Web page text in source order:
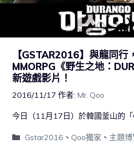
【GSTAR2016】與龍同行
MMORPG《野生之地：
新遊戲影片！
2016/11/17 作者: Mr. Qoo
今日（11月17日）於韓國釜山的「
Gstar2016 、 Qoo獨家 、 主題博